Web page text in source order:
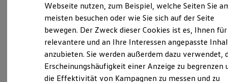
Laden
Laden unterwegs
Laden Zuhause
Ladestationen finden
Ladezeitensimulator
Batterie
Sicherheit
Garantie und Lebensdauer
Ansprechpartner
Webseite nutzen, zum Beispiel, welche Seiten Sie
meisten besuchen oder wie Sie sich auf der Seite
bewegen. Der Zweck dieser Cookies ist es, Ihnen für
relevantere und an Ihre Interessen angepasste
anzubieten. Sie werden außerdem dazu verwendet,
Erscheinungshäufigkeit einer Anzeige zu begrenzen
die Effektivität von Kampagnen zu messen und zu